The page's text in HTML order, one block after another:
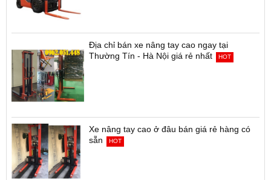
Địa chỉ bán xe nâng tay cao ngay tại
Thường Tín - Hà Nội giá rẻ nhất
HOT
Xe nâng tay cao ở đâu bán giá rẻ hàng có
sẵn
HOT